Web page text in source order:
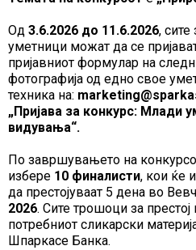
Од 3.6.2026 до 11.6.2026,
уметници можат да се
пријавниот формулар на
фотографија од едно свое
техника на:
„Пријава за конкурс: Млади
видувања“.
По завршувањето на
избере 10 финалисти, кои ќе
да престојуваат 5 дена во
2026. Сите трошоци за
потребниот сликарски
Шпаркасе Банка.